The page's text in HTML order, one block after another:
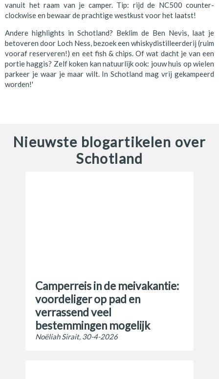
vanuit het raam van je camper. Tip: rijd de NC500 counter-
clockwise en bewaar de prachtige westkust voor het laatst!
Andere highlights in Schotland? Beklim de Ben Nevis, laat je
betoveren door Loch Ness, bezoek een whiskydistilleerderij (ruim
vooraf reserveren!) en eet fish & chips. Of wat dacht je van een
portie haggis? Zelf koken kan natuurlijk ook: jouw huis op wielen
parkeer je waar je maar wilt. In Schotland mag vrij gekampeerd
worden!'
Nieuwste blogartikelen over
Schotland
Camperreis in de meivakantie:
voordeliger op pad en
verrassend veel
bestemmingen mogelijk
Noëliah Sirait, 30-4-2026